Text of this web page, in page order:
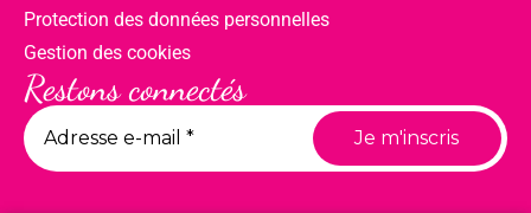
Protection des données personnelles
Gestion des cookies
Restons connectés